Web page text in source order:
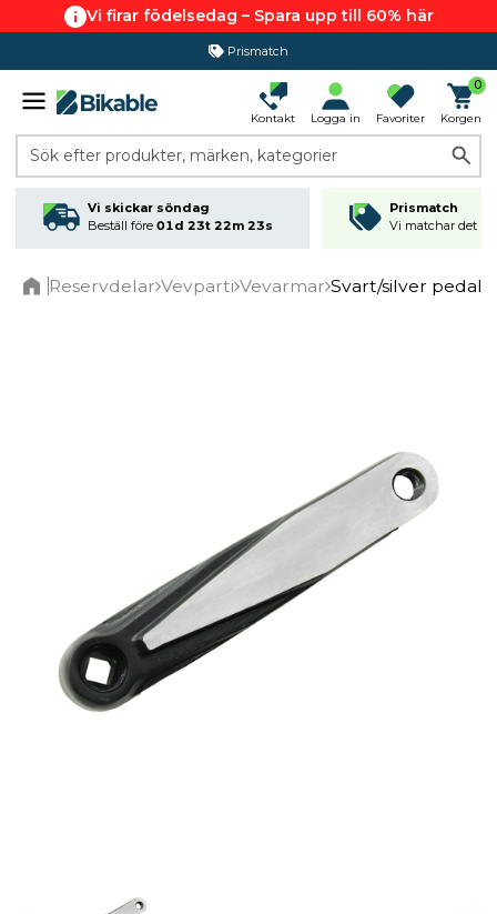
Vi firar födelsedag – Spara upp till 60% här
Prismatch
Kontakt Logga in Favoriter
0
Korgen
Sök efter produkter, märken, kategorier
Vi skickar söndag
Beställ före 01d 23t 22m 22s
Prismatch
Vi matchar det
Reservdelar Vevparti Vevarmar Svart/silver pedal